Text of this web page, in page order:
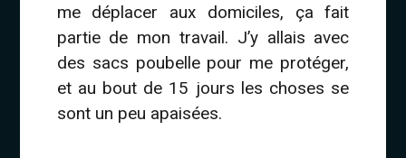
me déplacer aux domiciles, ça fait
partie de mon travail. J’y allais avec
des sacs poubelle pour me protéger,
et au bout de 15 jours les choses se
sont un peu apaisées.